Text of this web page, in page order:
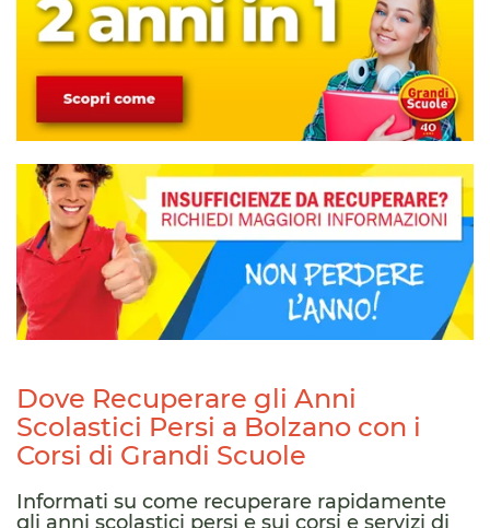
Dove Recuperare gli Anni
Scolastici Persi a Bolzano con i
Corsi di Grandi Scuole
Informati su come recuperare rapidamente
gli anni scolastici persi e sui corsi e servizi di